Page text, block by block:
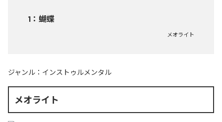
1 ： 蝴蝶
メオライト
ジャンル： インストゥルメンタル
メオライト